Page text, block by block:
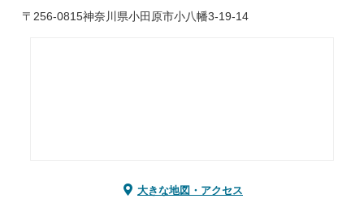
〒256-0815神奈川県小田原市小八幡3-19-14
大きな地図・アクセス